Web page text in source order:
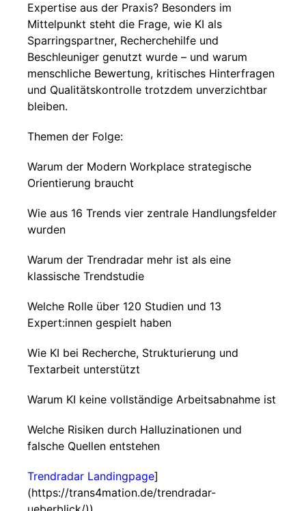
Expertise aus der Praxis? Besonders im
Mittelpunkt steht die Frage, wie KI als
Sparringspartner, Recherchehilfe und
Beschleuniger genutzt wurde – und warum
menschliche Bewertung, kritisches Hinterfragen
und Qualitätskontrolle trotzdem unverzichtbar
bleiben.
Themen der Folge:
Warum der Modern Workplace strategische
Orientierung braucht
Wie aus 16 Trends vier zentrale Handlungsfelder
wurden
Warum der Trendradar mehr ist als eine
klassische Trendstudie
Welche Rolle über 120 Studien und 13
Expert:innen gespielt haben
Wie KI bei Recherche, Strukturierung und
Textarbeit unterstützt
Warum KI keine vollständige Arbeitsabnahme ist
Welche Risiken durch Halluzinationen und
falsche Quellen entstehen
Trendradar Landingpage]
(https://trans4mation.de/trendradar-